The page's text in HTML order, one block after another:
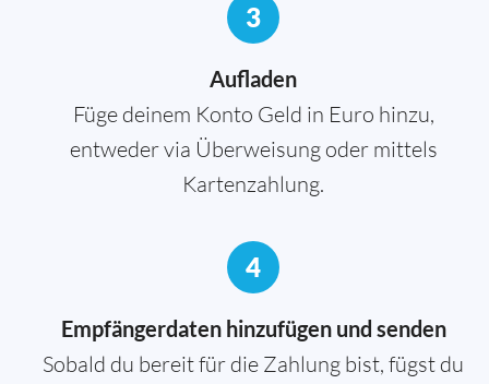
3
Aufladen
Füge deinem Konto Geld in Euro hinzu,
entweder via Überweisung oder mittels
Kartenzahlung.
4
Empfängerdaten hinzufügen und senden
Sobald du bereit für die Zahlung bist, fügst du